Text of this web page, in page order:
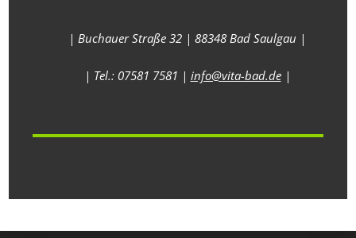
| Buchauer Straße 32 | 88348 Bad Saulgau |
| Tel.: 07581 7581 | info@vita-bad.de|